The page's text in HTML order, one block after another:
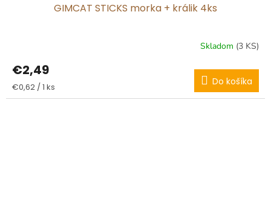
GIMCAT STICKS morka + králik 4ks
Skladom (3 KS)
€2,49
Jednotková
cena:
€0,62 / 1 ks Do košíka